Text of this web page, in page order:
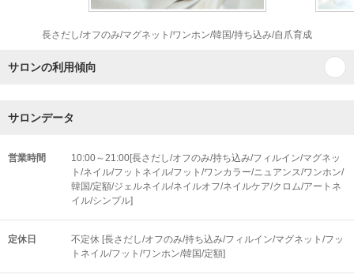
長さだし/オフのみ/マグネット/ワンホン/韓国/持ち込み/自爪育成
サロンの利用傾向
サロンデータ
営業時間
10:00～21:00[長さだし/オフのみ/持ち込み/フィルイン/マグネッ
ト/ネイル/フットネイル/フット/ワンカラー/ニュアンス/ワンホン/
韓国/定額/ジェルネイル/ネイルオフ/ネイルケア/クロム/アートネ
イル/シンプル]
定休日
不定休 [長さだし/オフのみ/持ち込み/フィルイン/マグネット/フッ
トネイル/フット/ワンホン/韓国/定額]